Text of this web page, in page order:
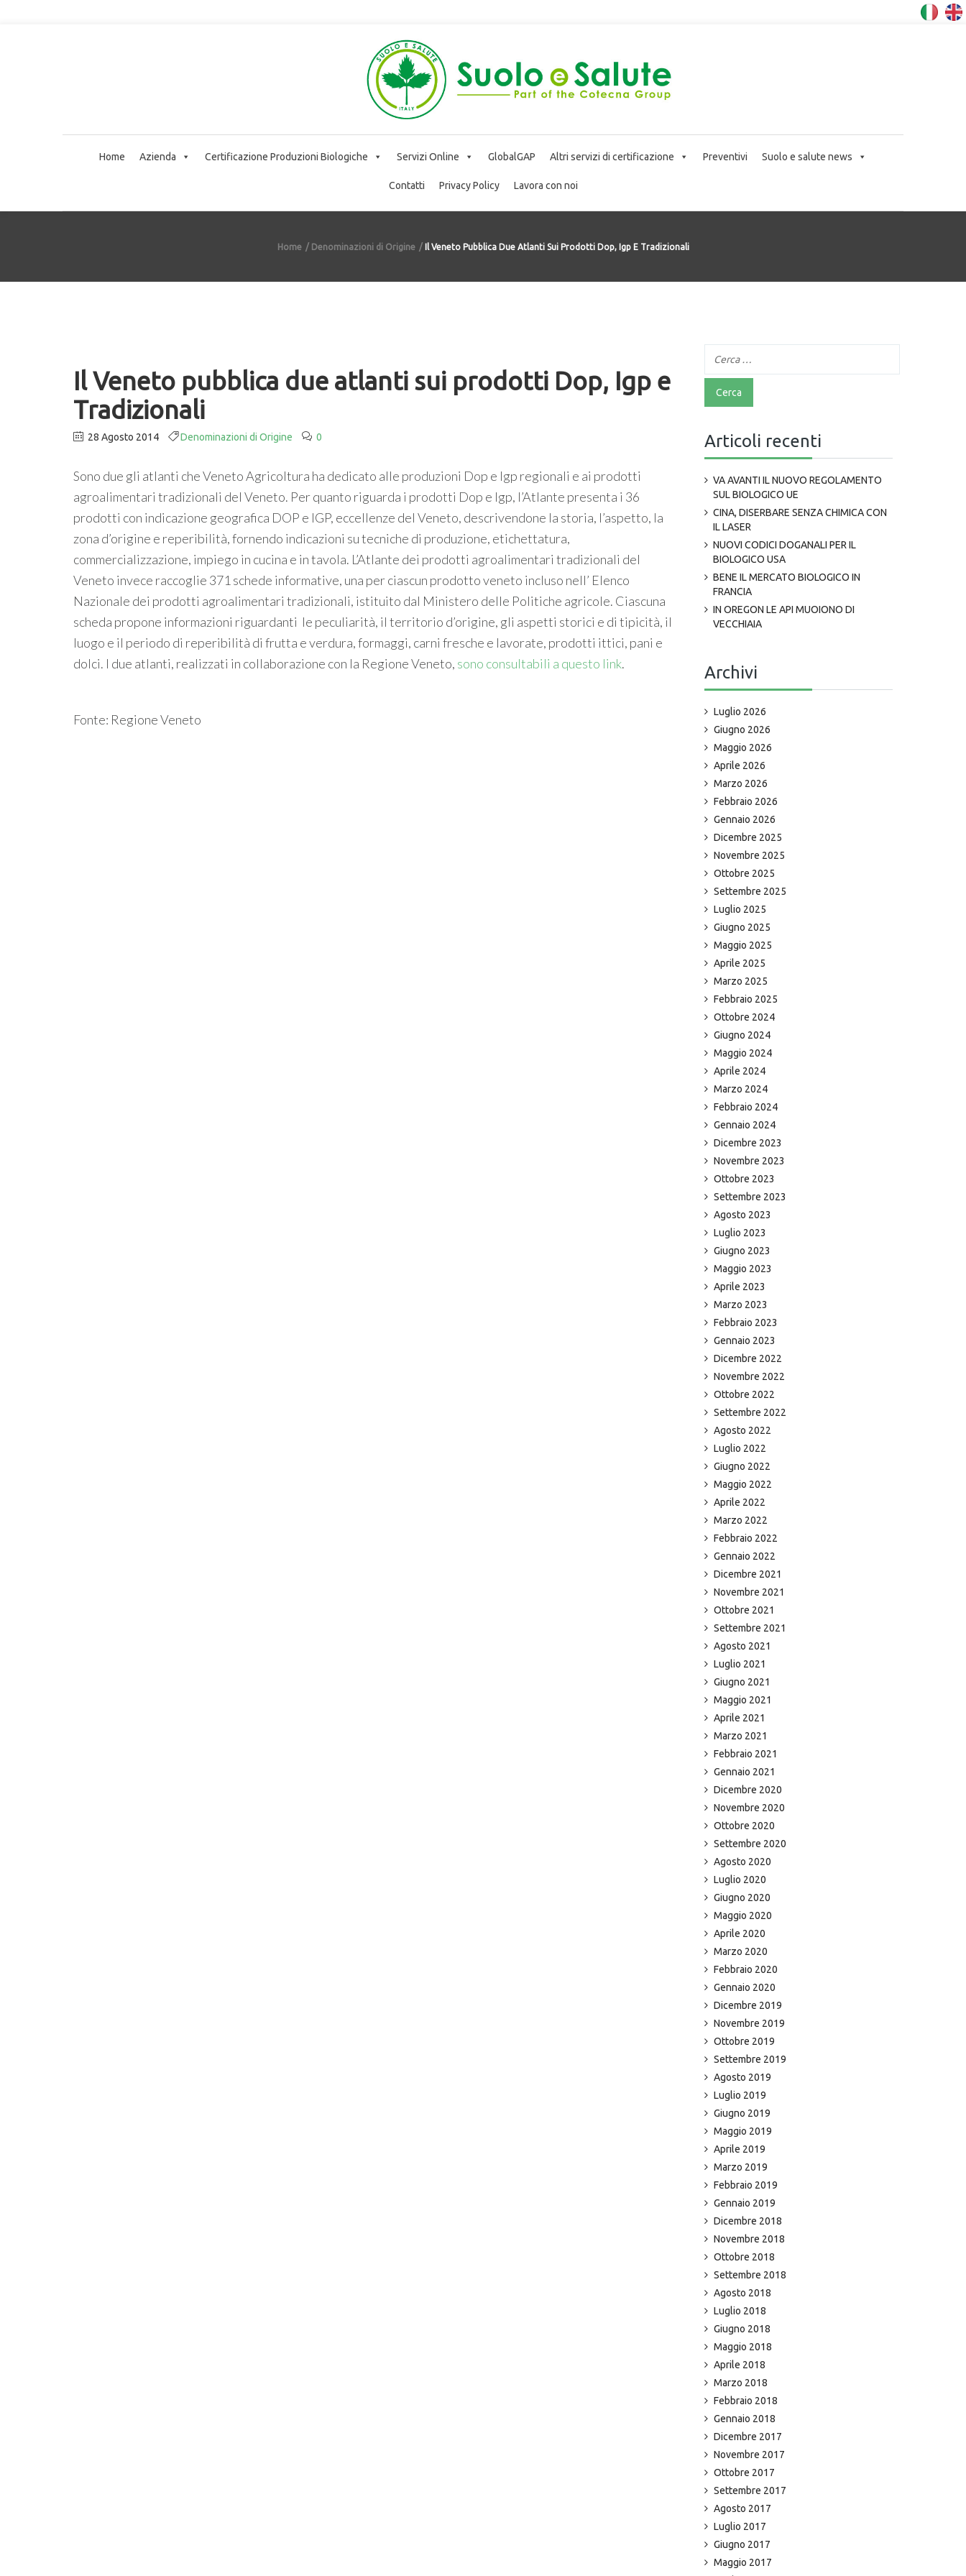
Home Azienda Certificazione Produzioni Biologiche Servizi Online GlobalGAP Altri servizi di certificazione Preventivi Suolo e salute news
Contatti Privacy Policy Lavora con noi
Home Denominazioni di Origine Il Veneto Pubblica Due Atlanti Sui Prodotti Dop, Igp E Tradizionali
Il Veneto pubblica due atlanti sui prodotti Dop, Igp e
Tradizionali
28 Agosto 2014 Denominazioni di Origine 0
Sono due gli atlanti che Veneto Agricoltura ha dedicato alle produzioni Dop e Igp regionali e ai prodotti
agroalimentari tradizionali del Veneto. Per quanto riguarda i prodotti Dop e Igp, l’Atlante presenta i 36
prodotti con indicazione geografica DOP e IGP, eccellenze del Veneto, descrivendone la storia, l’aspetto, la
zona d’origine e reperibilità, fornendo indicazioni su tecniche di produzione, etichettatura,
commercializzazione, impiego in cucina e in tavola. L’Atlante dei prodotti agroalimentari tradizionali del
Veneto invece raccoglie 371 schede informative, una per ciascun prodotto veneto incluso nell’ Elenco
Nazionale dei prodotti agroalimentari tradizionali, istituito dal Ministero delle Politiche agricole. Ciascuna
scheda propone informazioni riguardanti le peculiarità, il territorio d’origine, gli aspetti storici e di tipicità, il
luogo e il periodo di reperibilità di frutta e verdura, formaggi, carni fresche e lavorate, prodotti ittici, pani e
dolci. I due atlanti, realizzati in collaborazione con la Regione Veneto, sono consultabili a questo link.
Fonte: Regione Veneto
Articoli recenti
VA AVANTI IL NUOVO REGOLAMENTO
SUL BIOLOGICO UE
CINA, DISERBARE SENZA CHIMICA CON
IL LASER
NUOVI CODICI DOGANALI PER IL
BIOLOGICO USA
BENE IL MERCATO BIOLOGICO IN
FRANCIA
IN OREGON LE API MUOIONO DI
VECCHIAIA
Archivi
Luglio 2026
Giugno 2026
Maggio 2026
Aprile 2026
Marzo 2026
Febbraio 2026
Gennaio 2026
Dicembre 2025
Novembre 2025
Ottobre 2025
Settembre 2025
Luglio 2025
Giugno 2025
Maggio 2025
Aprile 2025
Marzo 2025
Febbraio 2025
Ottobre 2024
Giugno 2024
Maggio 2024
Aprile 2024
Marzo 2024
Febbraio 2024
Gennaio 2024
Dicembre 2023
Novembre 2023
Ottobre 2023
Settembre 2023
Agosto 2023
Luglio 2023
Giugno 2023
Maggio 2023
Aprile 2023
Marzo 2023
Febbraio 2023
Gennaio 2023
Dicembre 2022
Novembre 2022
Ottobre 2022
Settembre 2022
Agosto 2022
Luglio 2022
Giugno 2022
Maggio 2022
Aprile 2022
Marzo 2022
Febbraio 2022
Gennaio 2022
Dicembre 2021
Novembre 2021
Ottobre 2021
Settembre 2021
Agosto 2021
Luglio 2021
Giugno 2021
Maggio 2021
Aprile 2021
Marzo 2021
Febbraio 2021
Gennaio 2021
Dicembre 2020
Novembre 2020
Ottobre 2020
Settembre 2020
Agosto 2020
Luglio 2020
Giugno 2020
Maggio 2020
Aprile 2020
Marzo 2020
Febbraio 2020
Gennaio 2020
Dicembre 2019
Novembre 2019
Ottobre 2019
Settembre 2019
Agosto 2019
Luglio 2019
Giugno 2019
Maggio 2019
Aprile 2019
Marzo 2019
Febbraio 2019
Gennaio 2019
Dicembre 2018
Novembre 2018
Ottobre 2018
Settembre 2018
Agosto 2018
Luglio 2018
Giugno 2018
Maggio 2018
Aprile 2018
Marzo 2018
Febbraio 2018
Gennaio 2018
Dicembre 2017
Novembre 2017
Ottobre 2017
Settembre 2017
Agosto 2017
Luglio 2017
Giugno 2017
Maggio 2017